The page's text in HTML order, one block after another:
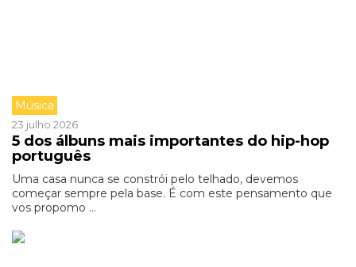
Música
23 julho 2026
5 dos álbuns mais importantes do hip-hop
português
Uma casa nunca se constrói pelo telhado, devemos
começar sempre pela base. É com este pensamento que
vos propomo ...